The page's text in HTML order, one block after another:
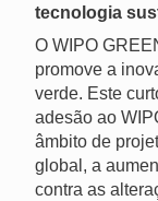
tecnologia
O WIPO
promove a
verde. Este
adesão ao
âmbito de
global, a
contra as